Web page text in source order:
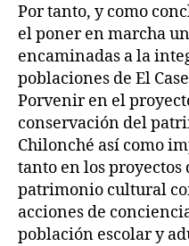
Por tanto, y como
el poner en marcha
encaminadas a la
poblaciones de El
Porvenir en el
conservación del
Chilonché así como
tanto en los
patrimonio cultural
acciones de
población escolar y